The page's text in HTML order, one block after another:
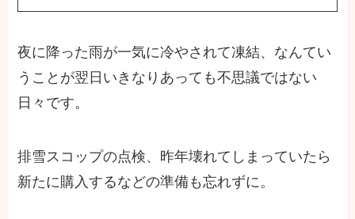
夜に降った雨が一気に冷やされて凍結、なんてい
うことが翌日いきなりあっても不思議ではない
日々です。
排雪スコップの点検、昨年壊れてしまっていたら
新たに購入するなどの準備も忘れずに。